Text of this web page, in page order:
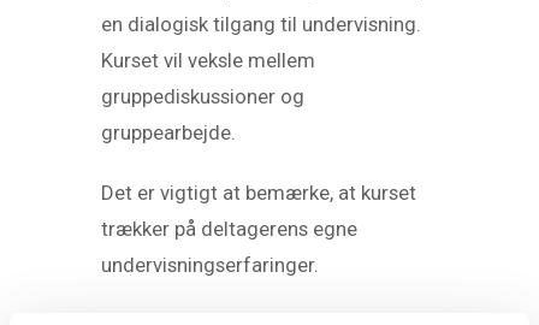
en dialogisk tilgang til undervisning.
Kurset vil veksle mellem
gruppediskussioner og
gruppearbejde.
Det er vigtigt at bemærke, at kurset
trækker på deltagerens egne
undervisningserfaringer.